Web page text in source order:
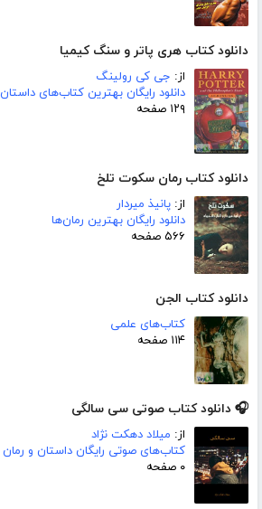
دانلود کتاب هری پاتر و سنگ کیمیا
از: جی کی رولینگ
دانلود رایگان بهترین کتاب‌های داستان
۱۲۹ صفحه
دانلود کتاب رمان سکوت تلخ
از: پانیذ میردار
دانلود رایگان بهترین رمان‌ها
۵۶۶ صفحه
دانلود کتاب الجن
کتاب‌های علمی
۱۱۴ صفحه
🎧 دانلود کتاب صوتی سی سالگی
از: میلاد دهکت نژاد
کتاب‌های صوتی رایگان داستان و رمان
۰ صفحه